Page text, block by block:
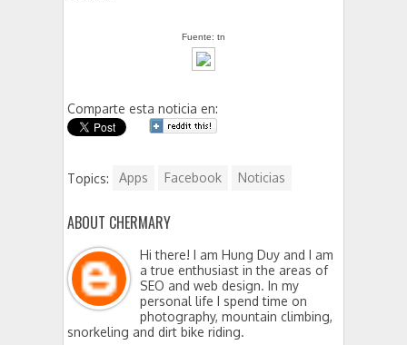
Fuente: tn
Comparte esta noticia en:
Topics: Apps Facebook Noticias
ABOUT CHERMARY
Hi there! I am Hung Duy and I am
a true enthusiast in the areas of
SEO and web design. In my
personal life I spend time on
photography, mountain climbing,
snorkeling and dirt bike riding.